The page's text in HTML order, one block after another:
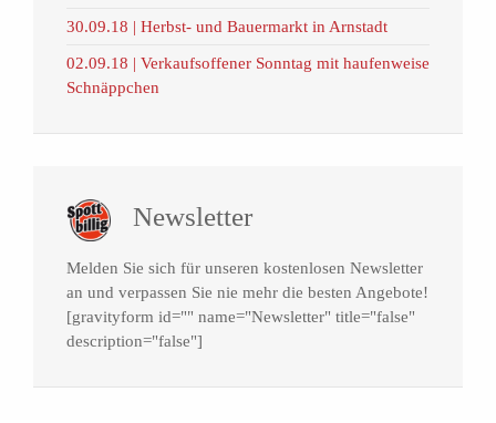
30.09.18 | Herbst- und Bauermarkt in Arnstadt
02.09.18 | Verkaufsoffener Sonntag mit haufenweise
Schnäppchen
Newsletter
Melden Sie sich für unseren kostenlosen Newsletter
an und verpassen Sie nie mehr die besten Angebote!
[gravityform id="" name="Newsletter" title="false"
description="false"]